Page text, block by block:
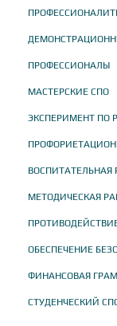
ПРОФЕССИОНАЛЫ
МАСТЕРСКИЕ СПО
ЭКСПЕРИМЕНТ ПО
ВОСПИТАТЕЛЬНАЯ
МЕТОДИЧЕСКАЯ
ОБЕСПЕЧЕНИЕ
ФИНАНСОВАЯ
СТУДЕНЧЕСКИЙ